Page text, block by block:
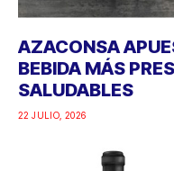
AZACONSA
BEBIDA MÁS
SALUDABLES
22 JULIO, 2026